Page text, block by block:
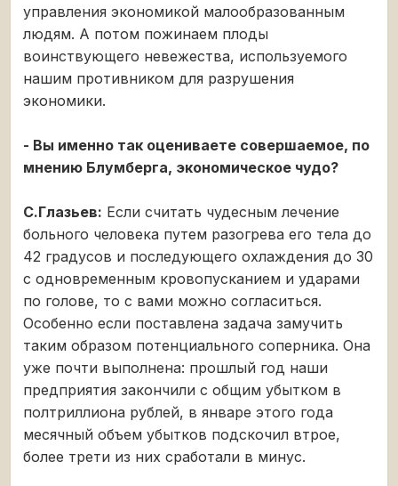
управления экономикой малообразованным
людям. А потом пожинаем плоды
воинствующего невежества, используемого
нашим противником для разрушения
экономики.
- Вы именно так оцениваете совершаемое, по
мнению Блумберга, экономическое чудо?
С.Глазьев: Если считать чудесным лечение
больного человека путем разогрева его тела до
42 градусов и последующего охлаждения до 30
с одновременным кровопусканием и ударами
по голове, то с вами можно согласиться.
Особенно если поставлена задача замучить
таким образом потенциального соперника. Она
уже почти выполнена: прошлый год наши
предприятия закончили с общим убытком в
полтриллиона рублей, в январе этого года
месячный объем убытков подскочил втрое,
более трети из них сработали в минус.